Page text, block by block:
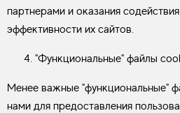
партнерами и оказания
эффективности их сайтов.
"Функциональные" файлы
Менее важные "функциональные"
нами для предоставления